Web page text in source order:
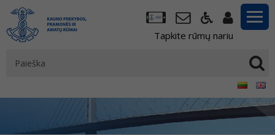
Tapkite rūmų nariu